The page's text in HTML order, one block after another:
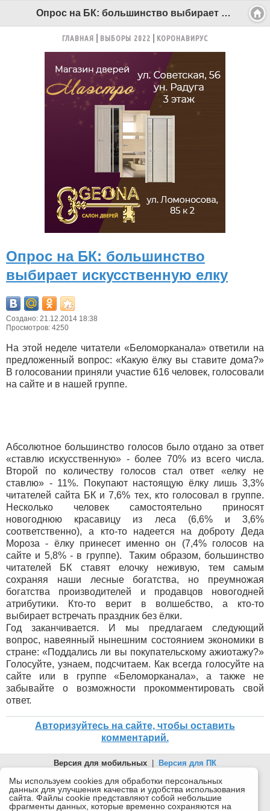
Опрос на БК: большинство выбирает искусственную елку - Беломорканал Северодвинск tv29.ru
ГЛАВНАЯ ВЫБОРЫ 2022 КОРОНАВИРУС
Опрос на БК: большинство
выбирает искусственную елку
Создано: 21.12.2014 18:38
Просмотров: 4250
На этой неделе читатели «Беломорканала» ответили на
предложенный вопрос: «Какую ёлку вы ставите дома?»
В голосовании приняли участие 616 человек, голосовали
на сайте и в нашей группе.
Абсолютное большинство голосов было отдано за ответ
«ставлю искусственную» - более 70% из всего числа.
Второй по количеству голосов стал ответ «елку не
ставлю» - 11%. Покупают настоящую ёлку лишь 3,3%
читателей сайта БК и 7,6% тех, кто голосовал в группе.
Несколько человек самостоятельно приносят
новогоднюю красавицу из леса (6,6% и 3,6%
соответственно), а кто-то надеется на доброту Деда
Мороза - ёлку принесет именно он (7,4% голосов на
сайте и 5,8% - в группе). Таким образом, большинство
читателей БК ставят елочку неживую, тем самым
сохраняя наши лесные богатства, но преумножая
богатства производителей и продавцов новогодней
атрибутики. Кто-то верит в волшебство, а кто-то
выбирает встречать праздник без ёлки.
Год заканчивается. И мы предлагаем следующий
вопрос, навеянный нынешним состоянием экономики в
стране: «Поддались ли вы покупательскому ажиотажу?»
Голосуйте, узнаем, подсчитаем. Как всегда голосуйте на
сайте или в группе «Беломорканала», а также не
забывайте о возможности прокомментировать свой
ответ.
Авторизуйтесь на сайте, чтобы оставить
комментарий.
Версия для мобильных
Версия для ПК
© 2026 Беломорканал Северодвинск tv29.ru
Joomla!is Free Software released under the GNU General Public
License.
Мы используем cookies для обработки персональных
данных для улучшения качества и удобства использования
сайта. Файлы cookie представляют собой небольшие
фрагменты данных, которые временно сохраняются на